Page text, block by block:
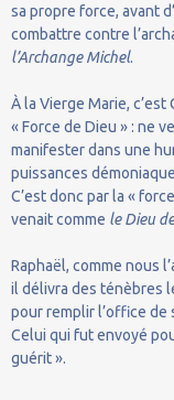
sa propre force, avant
combattre contre
l’Archange Michel.
À la Vierge Marie,
« Force de Dieu » : ne
manifester dans une
puissances
C’est donc par la «
venait comme le Dieu
Raphaël, comme nous
il délivra des ténèbres
pour remplir l’office de
Celui qui fut envoyé
guérit ».